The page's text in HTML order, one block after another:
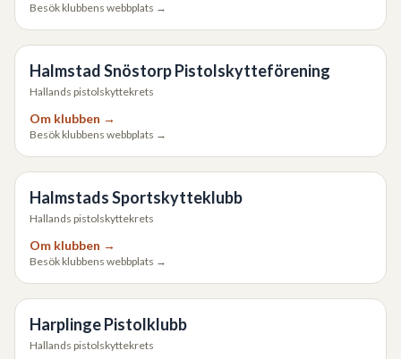
Besök klubbens webbplats →
Halmstad Snöstorp Pistolskytteförening
Hallands pistolskyttekrets
Om klubben →
Besök klubbens webbplats →
Halmstads Sportskytteklubb
Hallands pistolskyttekrets
Om klubben →
Besök klubbens webbplats →
Harplinge Pistolklubb
Hallands pistolskyttekrets